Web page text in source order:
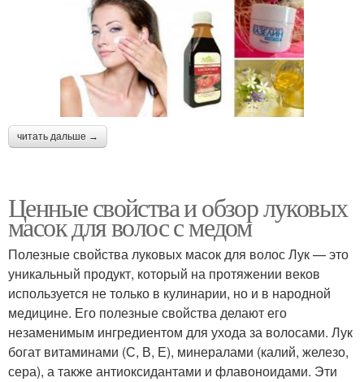
читать дальше →
Ценные свойства и обзор луковых
масок для волос с медом
Полезные свойства луковых масок для волос Лук — это
уникальный продукт, который на протяжении веков
используется не только в кулинарии, но и в народной
медицине. Его полезные свойства делают его
незаменимым ингредиентом для ухода за волосами. Лук
богат витаминами (С, В, Е), минералами (калий, железо,
сера), а также антиоксидантами и флавоноидами. Эти